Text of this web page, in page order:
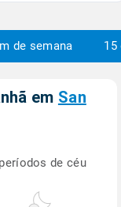
de semana 15
em San
de céu